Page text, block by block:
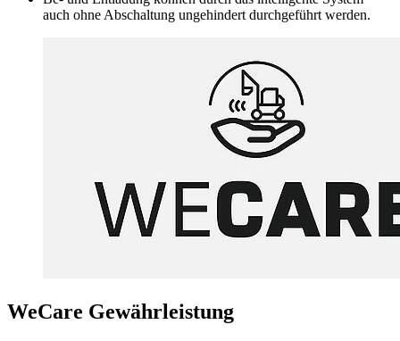
auch ohne Abschaltung ungehindert durchgeführt werden.
WeCare Gewährleistung